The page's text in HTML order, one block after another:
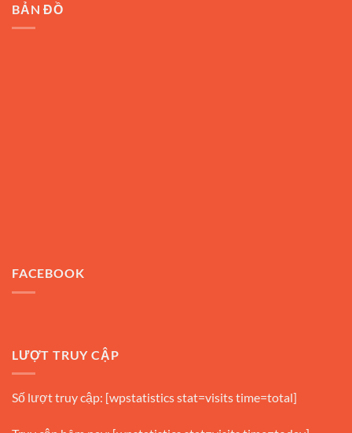
BẢN ĐỒ
FACEBOOK
LƯỢT TRUY CẬP
Số lượt truy cập: [wpstatistics stat=visits time=total]